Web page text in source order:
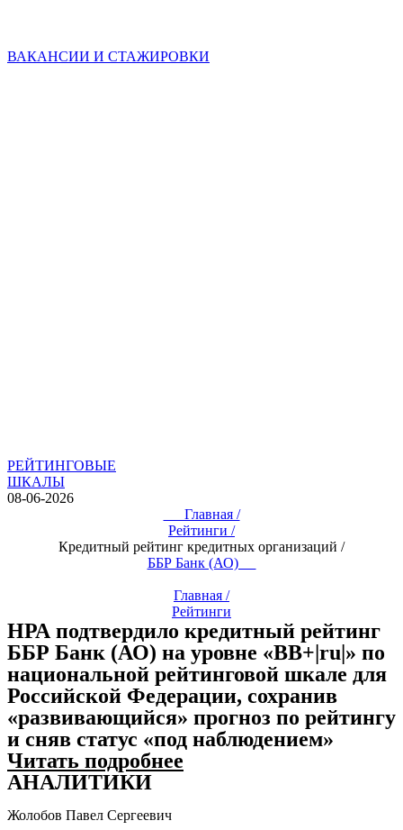
ВАКАНСИИ И СТАЖИРОВКИ
РЕЙТИНГОВЫЕ
ШКАЛЫ
08-06-2026
Главная /
Рейтинги /
Кредитный рейтинг кредитных организаций /
ББР Банк (АО)
Главная /
Рейтинги
НРА подтвердило кредитный рейтинг
ББР Банк (АО) на уровне «BB+|ru|» по
национальной рейтинговой шкале для
Российской Федерации, сохранив
«развивающийся» прогноз по рейтингу
и сняв статус «под наблюдением»
Читать подробнее
АНАЛИТИКИ
Жолобов Павел Сергеевич